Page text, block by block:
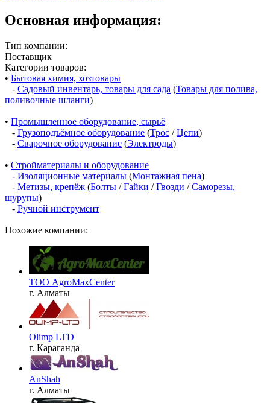
Основная информация:
Тип компании:
Поставщик
Категории товаров:
• Бытовая химия, хозтовары
- Садовый инвентарь, товары для сада (Товары для полива,
поливочные шланги)
• Промышленное оборудование, сырьё
- Грузоподъёмное оборудование (Трос /Цепи)
- Сварочное оборудование (Электроды)
• Стройматериалы и оборудование
- Изоляционные материалы (Монтажная пена)
- Метизы, крепёж (Болты /Гайки /Гвозди /Саморезы,
шурупы)
- Ручной инструмент
Похожие компании:
ТОО AgroMaxCenter
г. Алматы
Olimp LTD
г. Караганда
AnShah
г. Алматы